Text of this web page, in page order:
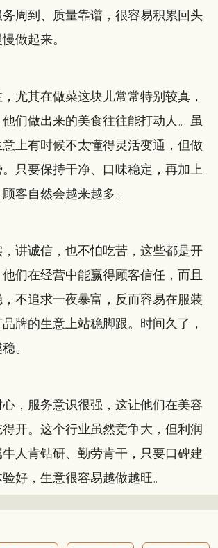
周到、质量靠谱，很容易积累回头
做起来。
尤其在做菜这块儿常常特别较真，
们做出来的美食往往能打动人。虽
上有时候不太懂得灵活变通，但做
只要保持干净、口味稳定，再加上
客自然会越来越多。
讲诚信，也不怕吃苦，这些都是开
们在经营中能赢得顾客信任，而且
不追求一夜暴富，反而容易在服装
牌的生意上站稳脚跟。时间久了，
。
，服务意识很强，这让他们在美容
开。这个行业虽然竞争大，但利润
人肯钻研、勤劳肯干，只要口碑建
好，生意很容易越做越旺。